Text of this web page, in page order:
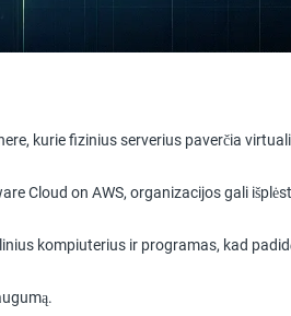
kurie fizinius serverius paverčia
Cloud on AWS, organizacijos gali
kompiuterius ir programas, kad